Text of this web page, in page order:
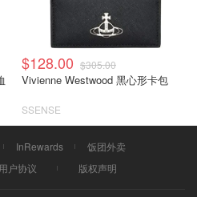
$128.00 $305.00
Vivienne Westwood 黑心形卡包
SSENSE
InRewards
饭团外卖
用户协议 版权声明